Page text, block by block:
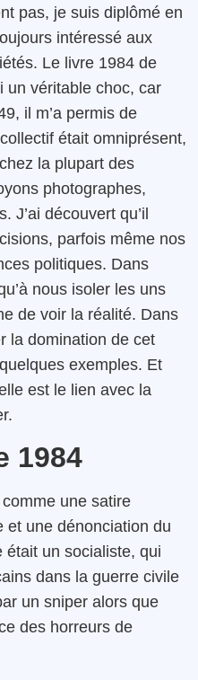
pas, je suis diplômé en
intéressé aux
Le livre 1984 de
un véritable choc, car
il m’a permis de
était omniprésent,
la plupart des
photographes,
J’ai découvert qu’il
parfois même nos
politiques. Dans
nous isoler les uns
de voir la réalité. Dans
la domination de cet
exemples. Et
est le lien avec la
1984
comme une satire
et une dénonciation du
était un socialiste, qui
dans la guerre civile
un sniper alors que
des horreurs de